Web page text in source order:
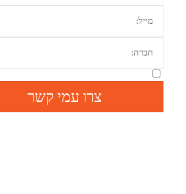
צרו עמי קשר